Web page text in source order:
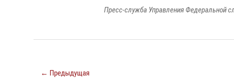
Пресс-служба Управления Федеральной
← Предыдущая